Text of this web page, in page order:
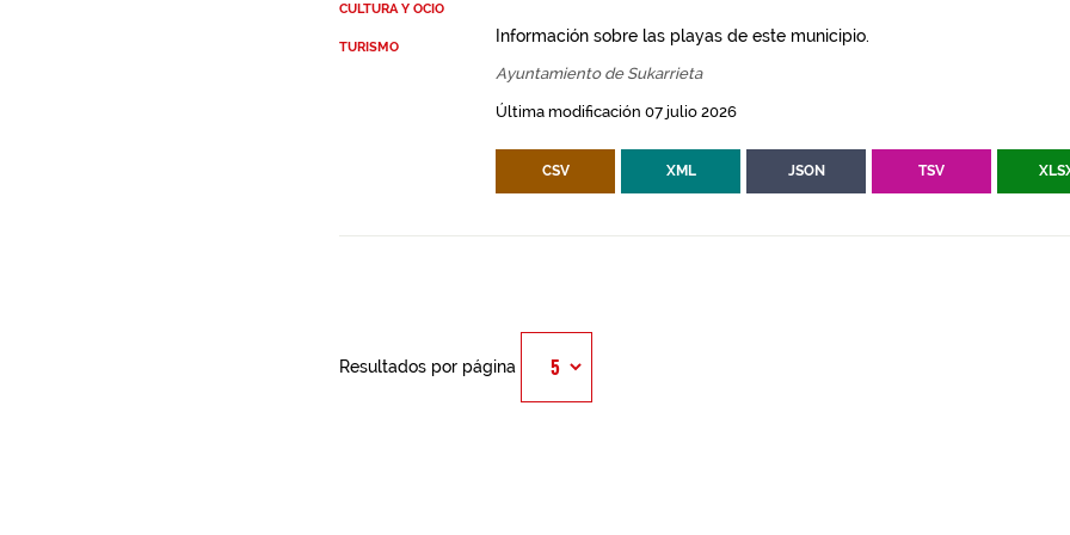
CULTURA Y OCIO
TURISMO
Información sobre las playas de este municipio.
Ayuntamiento de Sukarrieta
Última modificación 07 julio 2026
CSV XML JSON TSV
Resultados por página